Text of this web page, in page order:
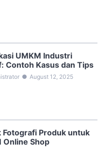
UMKM Industri
Contoh Kasus dan Tips
● August 12, 2025
Fotografi Produk untuk
Online Shop